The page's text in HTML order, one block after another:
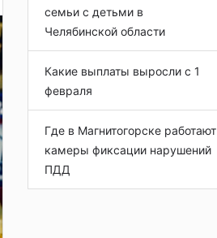
семьи с детьми в
Челябинской области
Какие выплаты выросли с 1
февраля
Где в Магнитогорске работают
камеры фиксации нарушений
ПДД